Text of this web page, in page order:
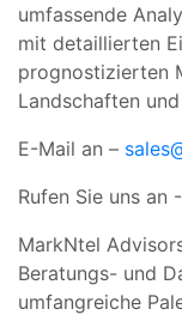
umfassende
mit detaillierten
prognostizierten
Landschaften
E-Mail an –
Rufen Sie uns an
MarkNtel
Beratungs- und
umfangreiche